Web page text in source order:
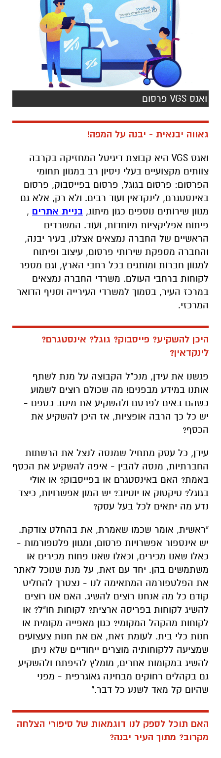
ואגס VGS פרסום
גאווה יבנאית - יבנה על המפה!
ואגס VGS היא קבוצת דיגיטל המחזיקה בקרבה
צוותים מקצועיים בעלי ניסיון רב במגוון תחומי
הפרסום: פרסום בגוגל, פרסום בפייסבוק, פרסום
באינסטגרם, לינקדאין ועוד רבים. ולא רק, אלא גם
מגוון שירותים נוספים כגון מיתוג, בניית אתרים ,
פיתוח אפליקציות מיוחדות, ועוד. המשרדים
הראשיים של החברה נמצאים אצלנו, בעיר יבנה,
והחברה מספקת שירותי פרסום, עיצוב ופיתוח
למגוון חברות ומותגים בכל רחבי הארץ, וגם מספר
לקוחות ברחבי העולם. משרדי החברה נמצאים
במרכז העיר, בסמוך למשרדי העירייה וסניף הדואר
המרכזי.
היכן להשקיע? פייסבוק? גוגל? אינסטגרם?
לינקדאין?
פגשנו את עידן, מנכ"ל הקבוצה על מנת לשתף
אותנו במידע מבפנים! מה שכולם רוצים לשמוע
כשהם באים לפרסם ולהשקיע את מיטב כספם -
יש כל כך הרבה אופציות, אז היכן להשקיע את
הכסף?
עידן, כל עסק מתחיל שמנסה לנצל את הרשתות
החברתיות, מנסה להבין - איפה להשקיע את הכסף
באמת? האם באינסטגרם או בפייסבוק? או אולי
בגוגל? טיקטוק או יוטיוב? יש המון אפשרויות, כיצד
נדע מה יתאים לכל בעל עסק?
"ראשית, אומר שכמו שאמרת, את בהחלט צודקת.
יש אינספור אפשרויות פרסום, ומגוון פלטפורמות -
כאלו שאנו מכירים, וכאלו שאנו פחות מכירים או
משתמשים בהן. יחד עם זאת, על מנת שנוכל לאתר
את הפלטפורמה המתאימה לנו - נצטרך להחליט
קודם כל מה אנחנו רוצים להשיג. האם אנו רוצים
להשיג לקוחות בפריסה ארצית? לקוחות חו"ל? או
לקוחות מהקהל המקומי? כגון מאפייה מקומית או
חנות כלי בית. לעומת זאת, אם את חנות צעצועים
שמציעה ללקוחותיה מוצרים ייחודיים שלא ניתן
להשיג במקומות אחרים, מומלץ להיפתח ולהשקיע
גם בקהלים רחוקים מבחינה גאוגרפית - מפני
שהיום קל מאד לשנע כל דבר."
האם תוכל לספק לנו דוגמאות של סיפורי הצלחה
מקרוב? מתוך העיר יבנה?